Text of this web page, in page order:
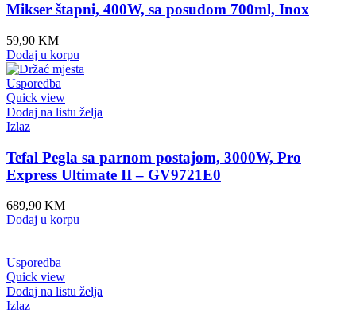
Mikser štapni, 400W, sa posudom 700ml, Inox
59,90 KM
Dodaj u korpu
Usporedba
Quick view
Dodaj na listu želja
Izlaz
Tefal Pegla sa parnom postajom, 3000W, Pro
Express Ultimate II – GV9721E0
689,90 KM
Dodaj u korpu
Usporedba
Quick view
Dodaj na listu želja
Izlaz